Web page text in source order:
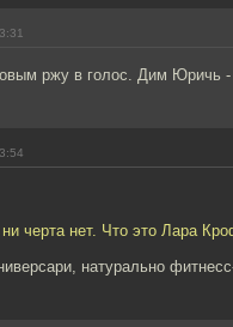
ржу в голос. Дим Юричь -
черта нет. Что это Лара
натурально